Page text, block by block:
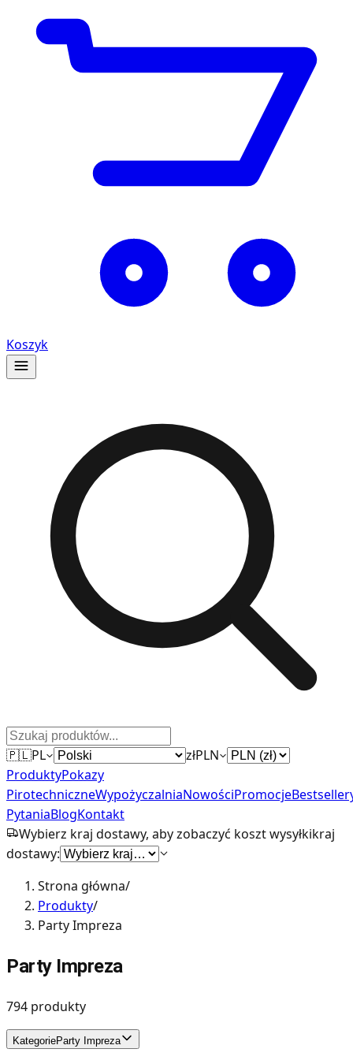
Koszyk
🇵🇱PL złPLN
ProduktyPokazy
PirotechniczneWypożyczalniaNowościPromocje
PytaniaBlogKontakt
Wybierz kraj dostawy, aby zobaczyć koszt wysyłkikraj
dostawy:
Strona główna/
Produkty/
Party Impreza
Party Impreza
794 produkty
KategorieParty Impreza